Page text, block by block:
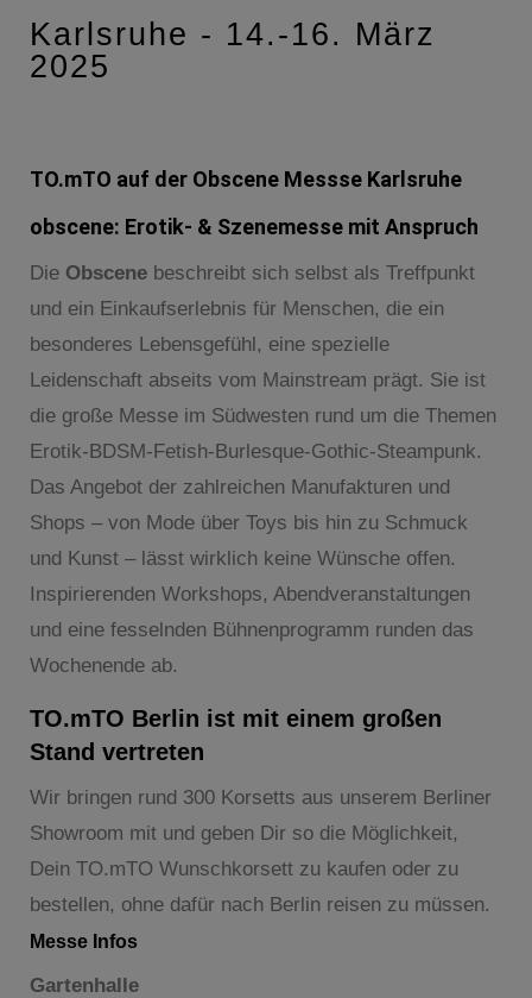
Karlsruhe - 14.-16. März
2025
TO.mTO auf der Obscene Messse Karlsruhe
obscene: Erotik- & Szenemesse mit Anspruch
Die Obscene beschreibt sich selbst als Treffpunkt
und ein Einkaufserlebnis für Menschen, die ein
besonderes Lebensgefühl, eine spezielle
Leidenschaft abseits vom Mainstream prägt. Sie ist
die große Messe im Südwesten rund um die Themen
Erotik-BDSM-Fetish-Burlesque-Gothic-Steampunk.
Das Angebot der zahlreichen Manufakturen und
Shops – von Mode über Toys bis hin zu Schmuck
und Kunst – lässt wirklich keine Wünsche offen.
Inspirierenden Workshops, Abendveranstaltungen
und eine fesselnden Bühnenprogramm runden das
Wochenende ab.
TO.mTO Berlin ist mit einem großen
Stand vertreten
Wir bringen rund 300 Korsetts aus unserem Berliner
Showroom mit und geben Dir so die Möglichkeit,
Dein TO.mTO Wunschkorsett zu kaufen oder zu
bestellen, ohne dafür nach Berlin reisen zu müssen.
Messe Infos
Gartenhalle